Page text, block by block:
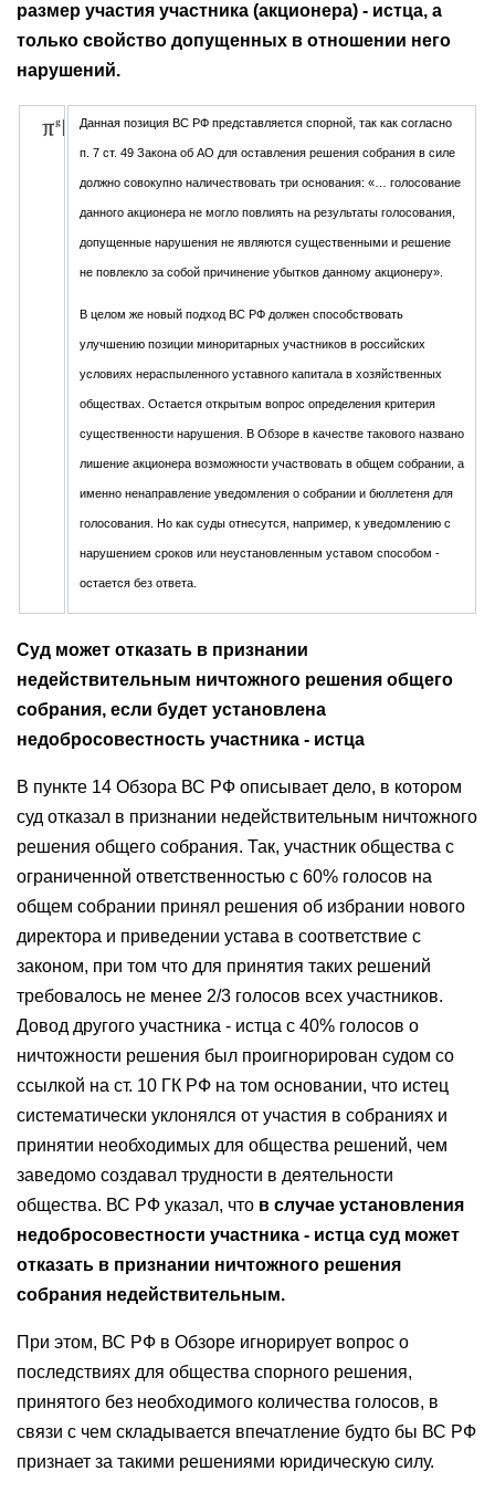
размер участия участника (акционера) - истца, а
только свойство допущенных в отношении него
нарушений.
Данная позиция ВС РФ представляется спорной, так как согласно
п. 7 ст. 49 Закона об АО для оставления решения собрания в силе
должно совокупно наличествовать три основания: «… голосование
данного акционера не могло повлиять на результаты голосования,
допущенные нарушения не являются существенными и решение
не повлекло за собой причинение убытков данному акционеру».
В целом же новый подход ВС РФ должен способствовать
улучшению позиции миноритарных участников в российских
условиях нераспыленного уставного капитала в хозяйственных
обществах. Остается открытым вопрос определения критерия
существенности нарушения. В Обзоре в качестве такового названо
лишение акционера возможности участвовать в общем собрании, а
именно ненаправление уведомления о собрании и бюллетеня для
голосования. Но как суды отнесутся, например, к уведомлению с
нарушением сроков или неустановленным уставом способом -
остается без ответа.
Суд может отказать в признании
недействительным ничтожного решения общего
собрания, если будет установлена
недобросовестность участника - истца
В пункте 14 Обзора ВС РФ описывает дело, в котором
суд отказал в признании недействительным ничтожного
решения общего собрания. Так, участник общества с
ограниченной ответственностью с 60% голосов на
общем собрании принял решения об избрании нового
директора и приведении устава в соответствие с
законом, при том что для принятия таких решений
требовалось не менее 2/3 голосов всех участников.
Довод другого участника - истца с 40% голосов о
ничтожности решения был проигнорирован судом со
ссылкой на ст. 10 ГК РФ на том основании, что истец
систематически уклонялся от участия в собраниях и
принятии необходимых для общества решений, чем
заведомо создавал трудности в деятельности
общества. ВС РФ указал, что в случае установления
недобросовестности участника - истца суд может
отказать в признании ничтожного решения
собрания недействительным.
При этом, ВС РФ в Обзоре игнорирует вопрос о
последствиях для общества спорного решения,
принятого без необходимого количества голосов, в
связи с чем складывается впечатление будто бы ВС РФ
признает за такими решениями юридическую силу.